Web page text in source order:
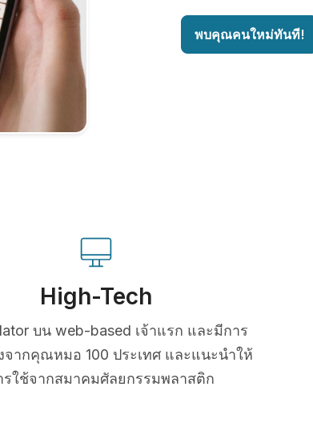
พบคุณคนใหม่ทันที!
High-Tech
บน web-based เจ้าแรก และมีการ
จากคุณหมอ 100 ประเทศ และแนะนำให้
รใช้จากสมาคมศัลยกรรมพลาสติก